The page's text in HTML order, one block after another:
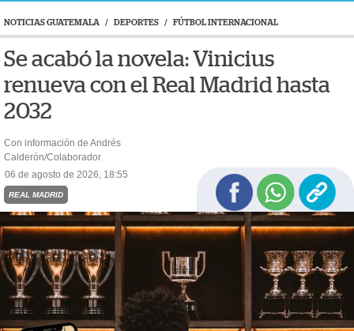
NOTICIAS GUATEMALA / DEPORTES / FÚTBOL INTERNACIONAL
Se acabó la novela: Vinicius
renueva con el Real Madrid hasta
2032
Con información de Andrés
Calderón/Colaborador
06 de agosto de 2026, 18:55
REAL MADRID